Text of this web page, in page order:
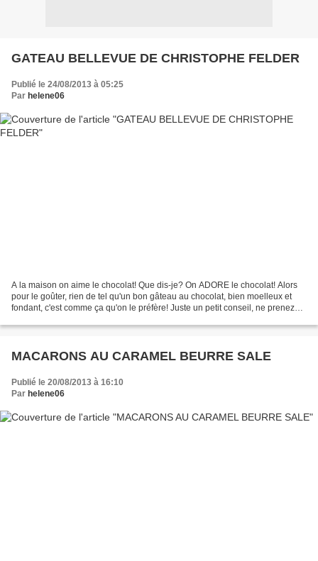
GATEAU BELLEVUE DE CHRISTOPHE FELDER
Publié le 24/08/2013 à 05:25
Par helene06
A la maison on aime le chocolat! Que dis-je? On ADORE le chocolat! Alors
pour le goûter, rien de tel qu'un bon gâteau au chocolat, bien moelleux et
fondant, c'est comme ça qu'on le préfère! Juste un petit conseil, ne prenez
MACARONS AU CARAMEL BEURRE SALE
Publié le 20/08/2013 à 16:10
Par helene06